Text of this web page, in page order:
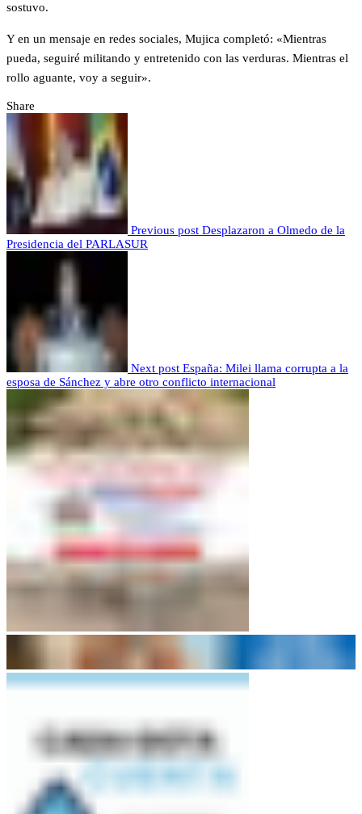
sostuvo.
Y en un mensaje en redes sociales, Mujica completó: «Mientras
pueda, seguiré militando y entretenido con las verduras. Mientras el
rollo aguante, voy a seguir».
Share
Previous post Desplazaron a Olmedo de la
Presidencia del PARLASUR
Next post España: Milei llama corrupta a la
esposa de Sánchez y abre otro conflicto internacional